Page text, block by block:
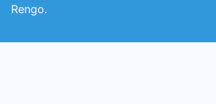
Rengo.